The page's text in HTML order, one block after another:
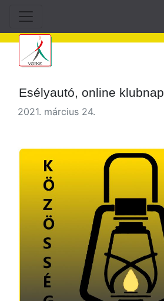
Esélyautó, online klubnap
2021. március 24.